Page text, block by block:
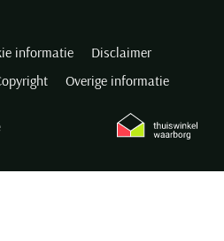
informatie
Disclaimer
Overige informatie